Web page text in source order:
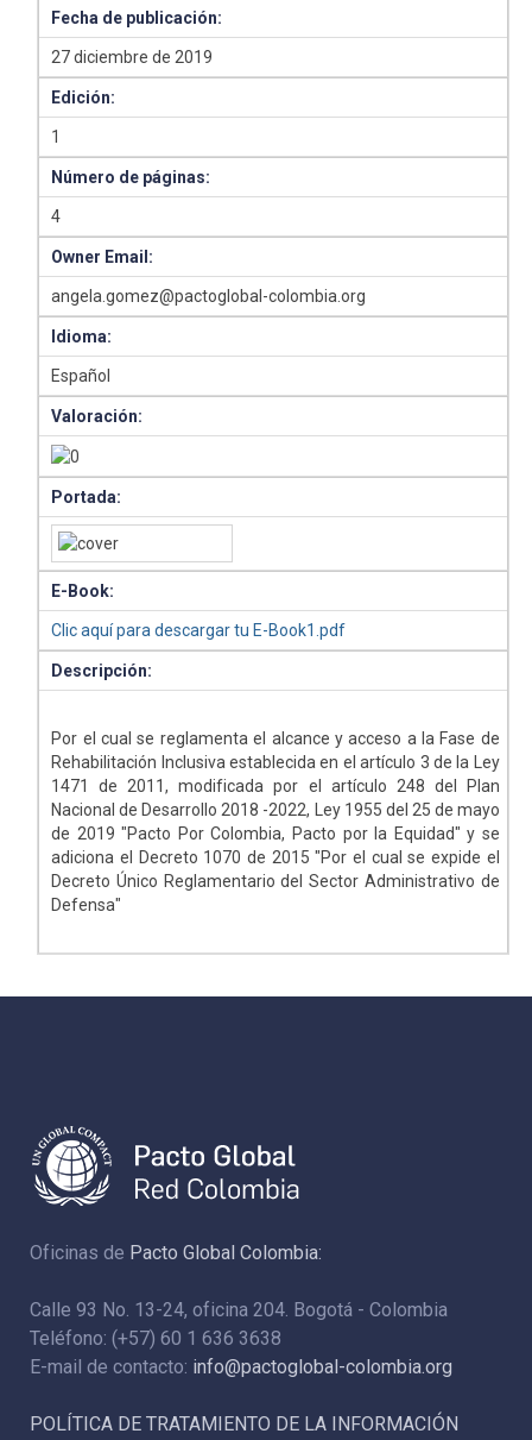
Fecha de publicación:
27 diciembre de 2019
Edición:
1
Número de páginas:
4
Owner Email:
angela.gomez@pactoglobal-colombia.org
Idioma:
Español
Valoración:
Portada:
E-Book:
Clic aquí para descargar tu E-Book1.pdf
Descripción:
Por el cual se reglamenta el alcance y acceso a la Fase de
Rehabilitación Inclusiva establecida en el artículo 3 de la Ley
1471 de 2011, modificada por el artículo 248 del Plan
Nacional de Desarrollo 2018 -2022, Ley 1955 del 25 de mayo
de 2019 "Pacto Por Colombia, Pacto por la Equidad" y se
adiciona el Decreto 1070 de 2015 "Por el cual se expide el
Decreto Único Reglamentario del Sector Administrativo de
Defensa"
Oficinas de Pacto Global Colombia:
Calle 93 No. 13-24, oficina 204. Bogotá - Colombia
Teléfono: (+57) 60 1 636 3638
E-mail de contacto: info@pactoglobal-colombia.org
POLÍTICA DE TRATAMIENTO DE LA INFORMACIÓN